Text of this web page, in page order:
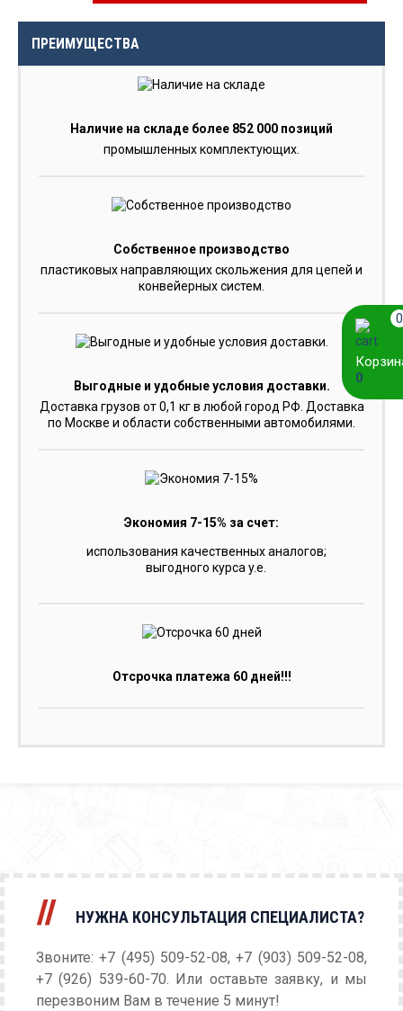
ПРЕИМУЩЕСТВА
Наличие на складе более 852 000 позиций
промышленных комплектующих.
Собственное производство
пластиковых направляющих скольжения для цепей и
конвейерных систем.
Выгодные и удобные условия доставки.
Доставка грузов от 0,1 кг в любой город РФ. Доставка
по Москве и области собственными автомобилями.
Экономия 7-15% за счет:
использования качественных аналогов;
выгодного курса y.e.
Отсрочка платежа 60 дней!!!
НУЖНА КОНСУЛЬТАЦИЯ СПЕЦИАЛИСТА?
Звоните: +7 (495) 509-52-08, +7 (903) 509-52-08,
+7 (926) 539-60-70. Или оставьте заявку, и мы
перезвоним Вам в течение 5 минут!
0
0